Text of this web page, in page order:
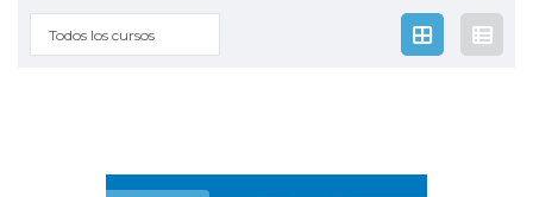
Todos los cursos